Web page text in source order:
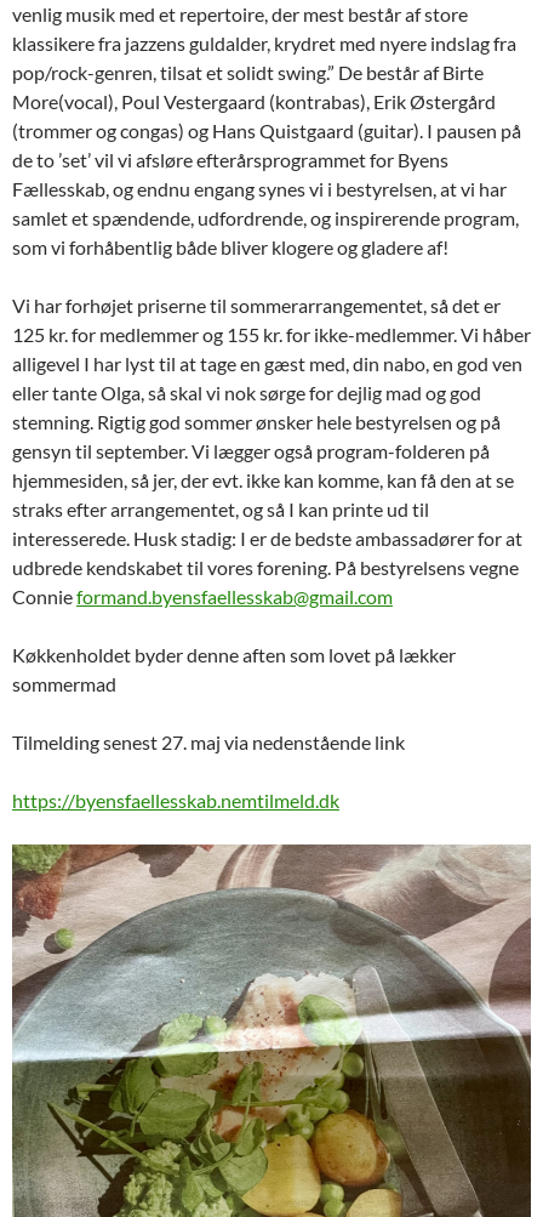
venlig musik med et repertoire, der mest består af store
klassikere fra jazzens guldalder, krydret med nyere indslag fra
pop/rock-genren, tilsat et solidt swing.” De består af Birte
More(vocal), Poul Vestergaard (kontrabas), Erik Østergård
(trommer og congas) og Hans Quistgaard (guitar). I pausen på
de to ’set’ vil vi afsløre efterårsprogrammet for Byens
Fællesskab, og endnu engang synes vi i bestyrelsen, at vi har
samlet et spændende, udfordrende, og inspirerende program,
som vi forhåbentlig både bliver klogere og gladere af!
Vi har forhøjet priserne til sommerarrangementet, så det er
125 kr. for medlemmer og 155 kr. for ikke-medlemmer. Vi håber
alligevel I har lyst til at tage en gæst med, din nabo, en god ven
eller tante Olga, så skal vi nok sørge for dejlig mad og god
stemning. Rigtig god sommer ønsker hele bestyrelsen og på
gensyn til september. Vi lægger også program-folderen på
hjemmesiden, så jer, der evt. ikke kan komme, kan få den at se
straks efter arrangementet, og så I kan printe ud til
interesserede. Husk stadig: I er de bedste ambassadører for at
udbrede kendskabet til vores forening. På bestyrelsens vegne
Connieformand.byensfaellesskab@gmail.com
Køkkenholdet byder denne aften som lovet på lækker
sommermad
Tilmelding senest 27. maj via nedenstående link
https://byensfaellesskab.nemtilmeld.dk